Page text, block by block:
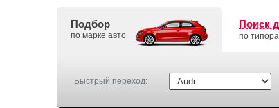
Подбор
по марке авто
Поиск
по
Быстрый переход: